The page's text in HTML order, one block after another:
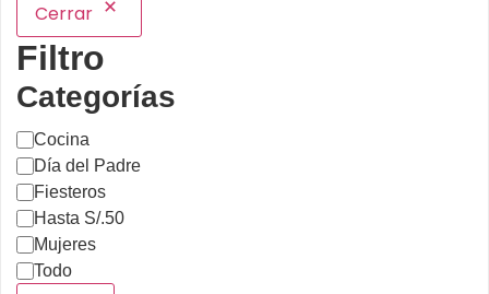
Cerrar
Filtro
Categorías
Cocina
Día del Padre
Fiesteros
Hasta S/.50
Mujeres
Todo